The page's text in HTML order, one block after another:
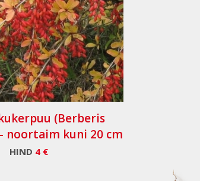
(Berberis
noortaim kuni 20 cm
HIND 4 €